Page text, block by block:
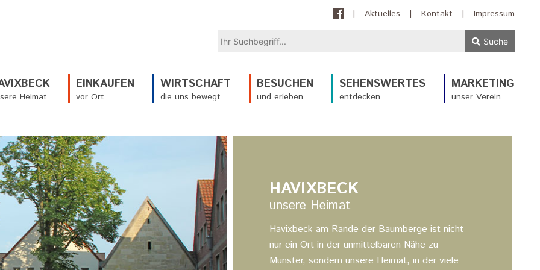
| Aktuelles | Kontakt | Impressum
Suche
Heimat
EINKAUFEN
vor Ort
WIRTSCHAFT
die uns bewegt
BESUCHEN
und erleben
SEHENSWERTES
entdecken
MARKETING
unser Verein
HAVIXBECK
unsere Heimat
Havixbeck am Rande der Baumberge ist nicht
nur ein Ort in der unmittelbaren Nähe zu
Münster, sondern unsere Heimat, in der viele